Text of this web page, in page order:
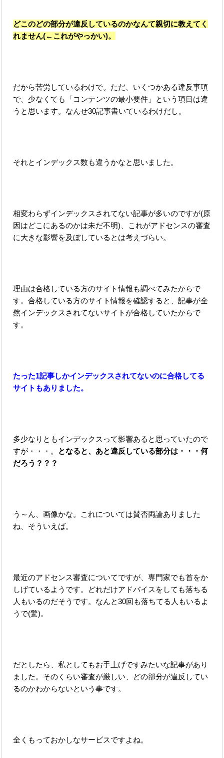
どこのどの部分が違反しているのかなんて親切に教えてく
れません(←これがやっかい)。
だから苦労しているわけで。ただ、いくつかある違反事項
で、少なくても「コンテンツの最小要件」という項目は違
うと思います。なんせ30記事書いているわけだし。
それとインデックス数も違うかなと思いました。
相変わらずインデックスされてない記事が多いのですが(原
因はどこにあるのかは未だ不明)、これがアドセンスの審査
に大きな影響を及ぼしているとは考えづらい。
理由は合格している方のサイト情報も調べてみたからで
す。合格している方のサイト情報を確認すると、記事が全
然インデックスされてないサイトが合格していたからで
す。
たった1記事しかインデックスされてないのに合格してる
サイトもありました。
多少なりともインデックスって影響あると思っていたので
すが・・・。 となると、あと違反している部分は・・・何
だろう？？？
う～ん、画像かな。これについては賛否両論ありました
ね、そういえば。
最近のアドセンス審査についてですが、専門家でも首をか
しげているようです。どれだけアドバイスをしても落ちる
人もいるのだそうです。なんと30回も落ちてる人もいるよ
うで(驚)。
だとしたら、私としてもお手上げですみたいな記事があり
ました。そのくらい審査が厳しい、どの部分が違反してい
るのかわからないという事です。
全くもっておかしなサービスですよね。